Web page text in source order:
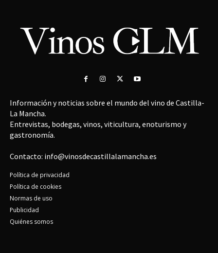
Información y noticias sobre el mundo del vino de Castilla-
La Mancha.
Entrevistas, bodegas, vinos, viticultura, enoturismo y
gastronomía.
Contacto: info@vinosdecastillalamancha.es
Política de privacidad
Política de cookies
Normas de uso
Publicidad
Quiénes somos